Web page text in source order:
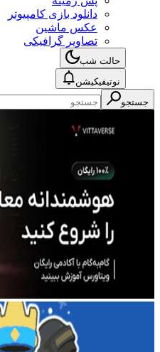
دانلود بازی کامپیوتر
عکس ماشین
تصاویر گرافیکی
حالت شب
نوتیفیکیشن
جستجو